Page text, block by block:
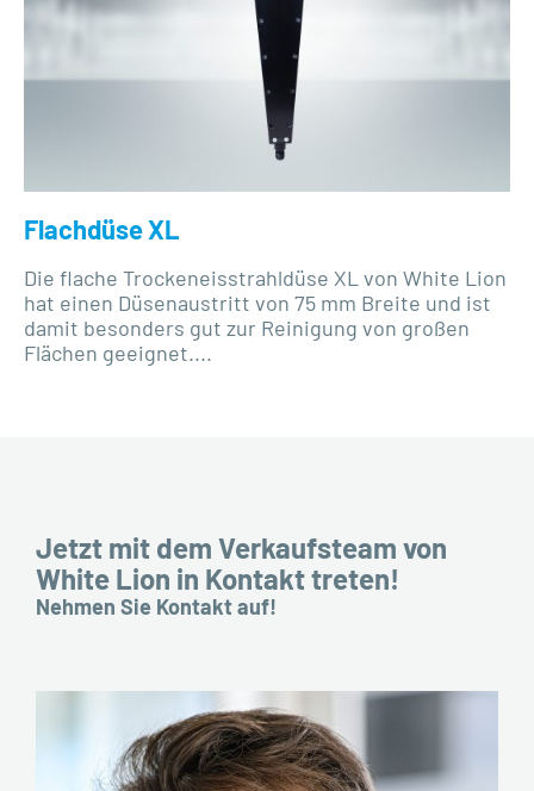
Flachdüse XL
Die flache Trockeneisstrahldüse XL von White Lion
hat einen Düsenaustritt von 75 mm Breite und ist
damit besonders gut zur Reinigung von großen
Flächen geeignet....
Jetzt mit dem Verkaufsteam von
White Lion in Kontakt treten!
Nehmen Sie Kontakt auf!